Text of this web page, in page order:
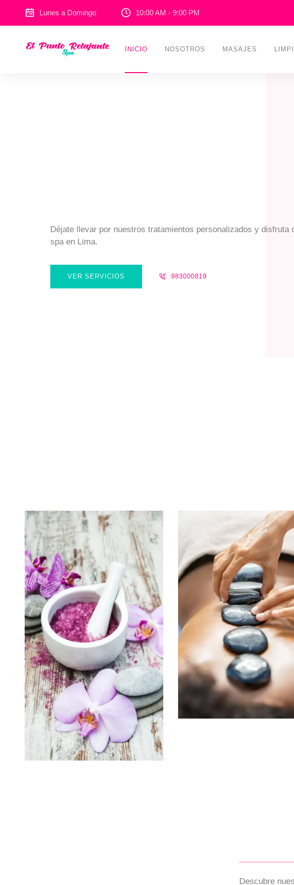
Lunes a Domingo 10:00 AM - 9:00 PM
INICIO NOSOTROS MASAJES
Déjate llevar por nuestros tratamientos personalizados y disfruta
spa en Lima.
VER SERVICIOS 983000819
Descubre